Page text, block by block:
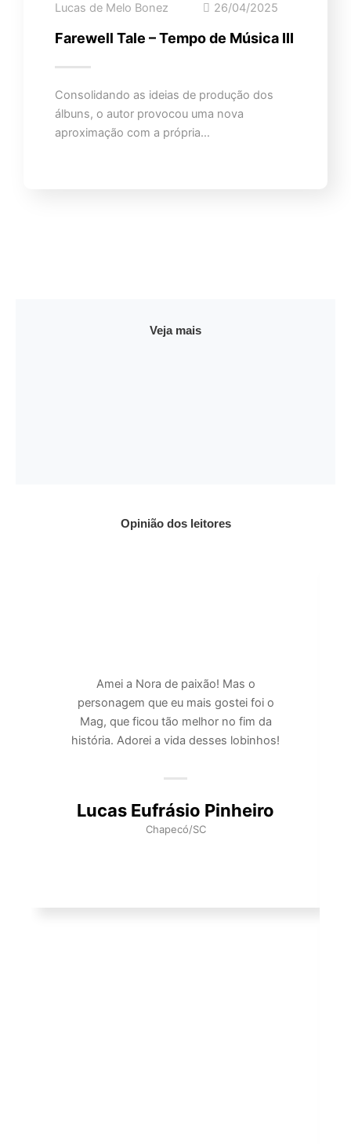
Lucas de Melo Bonez 26/04/2025
Farewell Tale – Tempo de Música III
Consolidando as ideias de produção dos
álbuns, o autor provocou uma nova
aproximação com a própria…
Veja mais
Opinião dos leitores
Amei a Nora de paixão! Mas o
personagem que eu mais gostei foi o
Mag, que ficou tão melhor no fim da
história. Adorei a vida desses lobinhos!
Lucas Eufrásio Pinheiro
Chapecó/SC